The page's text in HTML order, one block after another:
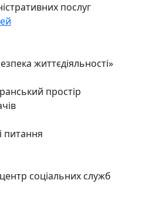
послуг
життєдіяльності»
простір
питання
соціальних служб